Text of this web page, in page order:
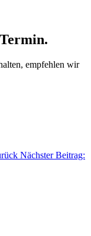
empfehlen wir
Nächster Beitrag: